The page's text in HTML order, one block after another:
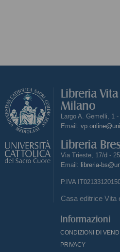
Libreria
Milano
Largo A. Gemelli, 1
Email:
Libreria
Via Trieste, 17/d -
Email: libreria-
P.IVA
Casa editrice Vita
Informazioni
CONDIZIONI DI
PRIVACY